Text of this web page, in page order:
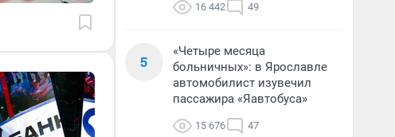
16 442 49
5
«Четыре месяца
больничных»: в Ярославле
автомобилист изувечил
пассажира «Яавтобуса»
15 676 47